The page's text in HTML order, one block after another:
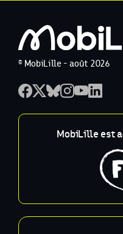
© MobiLille - août 2026
MobiLille est